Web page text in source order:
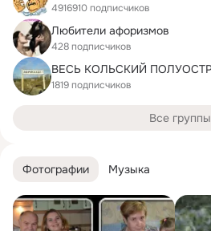
Фотографии Музыка
4916910 подписчиков
Любители афоризмов
428 подписчиков
1819 подписчиков
Все группы